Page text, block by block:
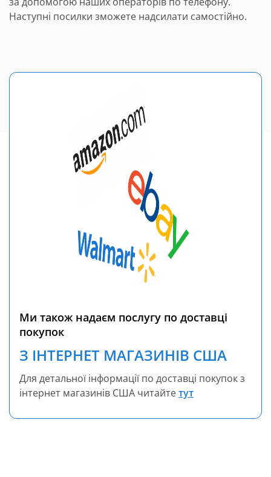
Наступні посилки зможете надсилати самостійно.
Ми також надаєм послугу по доставці
покупок
З ІНТЕРНЕТ МАГАЗИНІВ США
Для детальної інформації по доставці покупок з
інтернет магазинів США читайтетут